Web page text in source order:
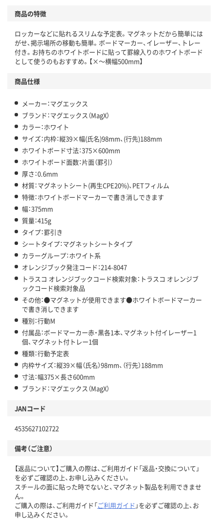
商品の特徴
ロッカーなどに貼れるスリムな予定表。マグネットだから簡単には
がせ、掲示場所の移動も簡単。ボードマーカー、イレーザー、トレー
付き。お持ちのホワイトボードに貼って罫線入りのホワイトボード
として使うのもおすすめ。【×～横幅500mm】
商品仕様
メーカー：マグエックス
ブランド：マグエックス（MagX）
カラー：ホワイト
サイズ：内枠：縦39×幅(氏名)98mm、(行先)188mm
ホワイトボード寸法：375×600mm
ホワイトボード面数：片面（罫引）
厚さ：0.6mm
材質：マグネットシート(再生CPE20%)、PETフィルム
特徴：ホワイトボードマーカーで書き消しできます
幅：375mm
質量：415g
タイプ：罫引き
シートタイプ：マグネットシートタイプ
カラーグループ：ホワイト系
オレンジブック発注コード：214-8047
トラスコ オレンジブックコード検索対象：トラスコ オレンジブ
ックコード検索対象品
その他：●マグネットが使用できます●ホワイトボードマーカー
で書き消しできます
種別：行動M
付属品：ボードマーカー赤・黒各1本、マグネット付イレーザー1
個、マグネット付トレー1個
種類：行動予定表
内枠サイズ：縦39×幅（氏名）98mm、（行先）188mm
寸法：幅375×長さ600mm
ブランド：マグエックス（MagX）
JANコード
4535627102722
備考（ご注意）
【返品について】ご購入の際は、ご利用ガイド「返品・交換について」
を必ずご確認の上、お申し込みください。
スチールの面に貼った時でないと、マグネット製品を利用できませ
ん。
ご購入の際は、ご利用ガイド「ご利用ガイド 」を必ずご確認の上、お
申し込みください。